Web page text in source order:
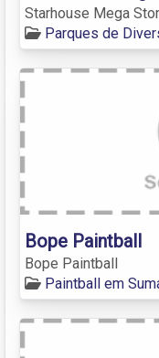
Starhouse Mega
Parques de
Bope Paintball
Bope Paintball
Paintball em